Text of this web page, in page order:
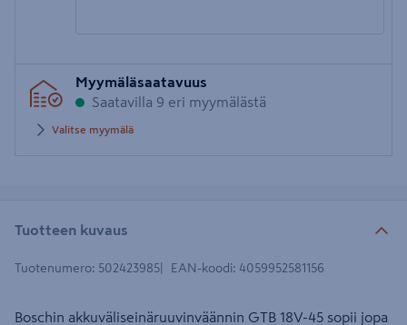
postinumero
Myymäläsaatavuus
Saatavilla 9 eri myymälästä
Valitse myymälä
Tuotteen kuvaus
Tuotenumero: 502423985 EAN-koodi: 4059952581156
Boschin akkuväliseinäruuvinväännin GTB 18V-45 sopii jopa